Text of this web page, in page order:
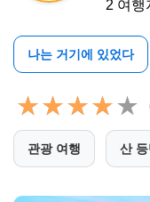
2 여행
나는 거기에 있었다
관광 여행 산